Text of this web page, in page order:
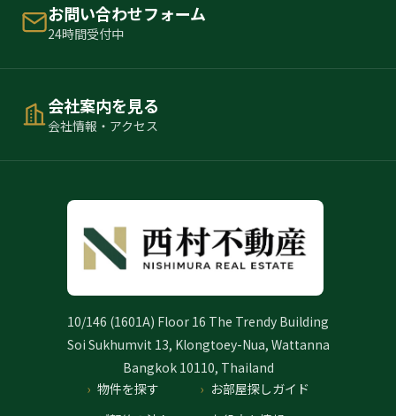
お問い合わせフォーム
24時間受付中
会社案内を見る
会社情報・アクセス
10/146 (1601A) Floor 16 The Trendy Building
Soi Sukhumvit 13, Klongtoey-Nua, Wattanna
Bangkok 10110, Thailand
物件を探す
お部屋探しガイド